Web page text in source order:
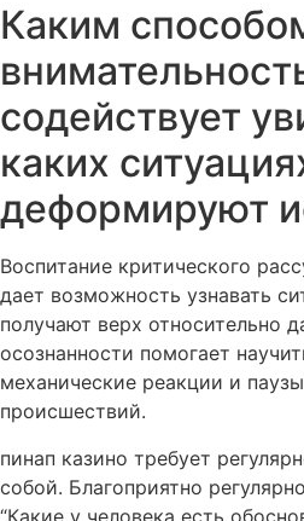
Каким
содействует
каких
деформируют
Воспитание критического
дает возможность узнавать
получают верх относительно
осознанности помогает
механические реакции и
происшествий.
пинап казино требует
собой. Благоприятно
“Какие у человека есть